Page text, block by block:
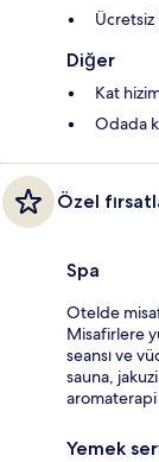
Diğer
Kat
Odada
Özel
Spa
Otelde
Misafirlere
seansı ve
sauna,
aromaterapi
Yemek